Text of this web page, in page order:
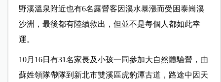
野溪溫泉附近也有6名露營客因溪水暴漲而受困泰崗溪
沙洲，最後都有陸續救出，但並不是每個人都如此幸
運。
10月16日有31名家長及小孩一同參加大自然體驗營，由
蘇姓領隊帶隊到新北市雙溪區虎豹潭古道，路途中因天